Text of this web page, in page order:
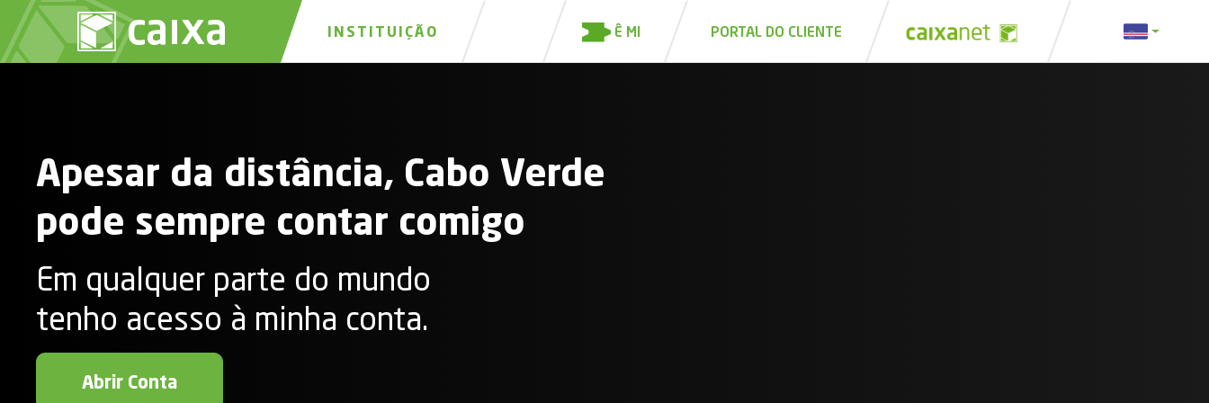
INSTITUIÇÃO Ê MI PORTAL DO CLIENTE
Apesar da distância, Cabo Verde
pode sempre contar comigo
Em qualquer parte do mundo
tenho acesso à minha conta.
Abrir Conta